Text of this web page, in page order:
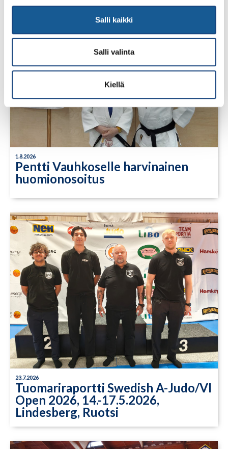
Salli kaikki
Salli valinta
Kiellä
1.8.2026
Pentti Vauhkoselle harvinainen
huomionosoitus
23.7.2026
Tuomariraportti Swedish A-Judo/VI
Open 2026, 14.-17.5.2026,
Lindesberg, Ruotsi